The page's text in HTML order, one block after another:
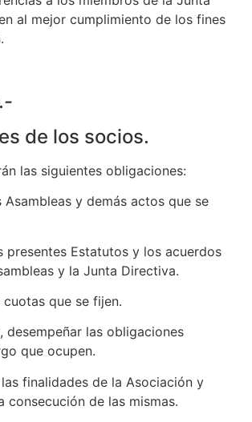
al mejor cumplimiento de los fines
de los socios.
las siguientes obligaciones:
Asambleas y demás actos que se
presentes Estatutos y los acuerdos
y la Junta Directiva.
que se fijen.
desempeñar las obligaciones
que ocupen.
finalidades de la Asociación y
consecución de las mismas.